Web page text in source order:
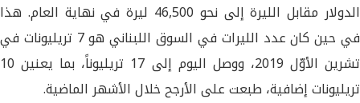
الدولار مقابل الليرة إلى نحو 46,500 ليرة في نهاية العام. هذا
في حين كان عدد الليرات في السوق اللبناني هو 7 تريليونات في
تشرين الأوّل 2019، ووصل اليوم إلى 17 تريليوناً، بما يعنين 10
تريليونات إضافية، طبعت على الأرجح خلال الأشهر الماضية.